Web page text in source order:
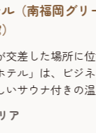
（南福岡グリ
交差した場所に
テル」は、ビジ
いサウナ付きの
き、また和食処
呂上がりの一杯
ア